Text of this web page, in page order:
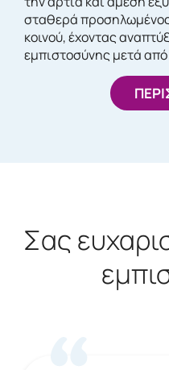
σταθερά προσηλωμένος
κοινού, έχοντας
εμπιστοσύνης μετά
Σας